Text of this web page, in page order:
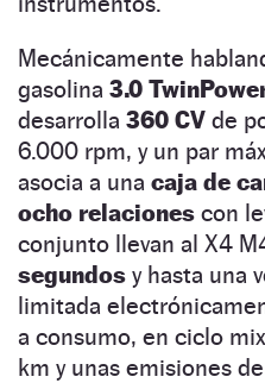
Mecánicamente
gasolina 3.0
desarrolla 360 CV de
6.000 rpm, y un par
asocia a una caja de
ocho relaciones con
conjunto llevan al X4
segundos y hasta una
limitada
a consumo, en ciclo
km y unas emisiones